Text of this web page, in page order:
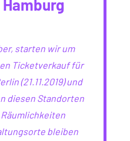
starten wir um
Ticketverkauf für
(21.11.2019) und
diesen Standorten
bleiben